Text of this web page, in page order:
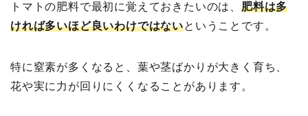
トマトの肥料で最初に覚えておきたいのは、 肥料は多
ければ多いほど良いわけではないということです。
特に窒素が多くなると、葉や茎ばかりが大きく育ち、
花や実に力が回りにくくなることがあります。